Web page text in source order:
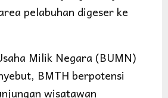
pelabuhan digeser ke
Milik Negara (BUMN)
BMTH berpotensi
wisatawan